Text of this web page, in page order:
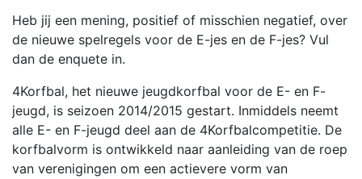
Heb jij een mening, positief of misschien negatief, over
de nieuwe spelregels voor de E-jes en de F-jes? Vul
dan de enquete in.
4Korfbal, het nieuwe jeugdkorfbal voor de E- en F-
jeugd, is seizoen 2014/2015 gestart. Inmiddels neemt
alle E- en F-jeugd deel aan de 4Korfbalcompetitie. De
korfbalvorm is ontwikkeld naar aanleiding van de roep
van verenigingen om een actievere vorm van